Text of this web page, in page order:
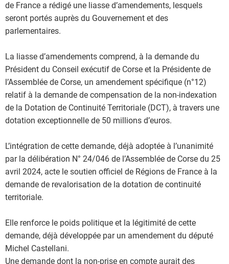
de France a rédigé une liasse d’amendements, lesquels
seront portés auprès du Gouvernement et des
parlementaires.
La liasse d’amendements comprend, à la demande du
Président du Conseil exécutif de Corse et la Présidente de
l’Assemblée de Corse, un amendement spécifique (n°12)
relatif à la demande de compensation de la non-indexation
de la Dotation de Continuité Territoriale (DCT), à travers une
dotation exceptionnelle de 50 millions d’euros.
L’intégration de cette demande, déjà adoptée à l’unanimité
par la délibération N° 24/046 de l’Assemblée de Corse du 25
avril 2024, acte le soutien officiel de Régions de France à la
demande de revalorisation de la dotation de continuité
territoriale.
Elle renforce le poids politique et la légitimité de cette
demande, déjà développée par un amendement du député
Michel Castellani.
Une demande dont la non-prise en compte aurait des